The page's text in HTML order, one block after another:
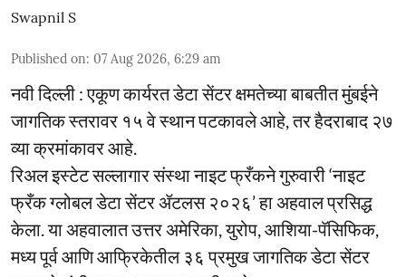
Swapnil S
Published on: 07 Aug 2026, 6:29 am
नवी दिल्ली : एकूण कार्यरत डेटा सेंटर क्षमतेच्या बाबतीत मुंबईने
जागतिक स्तरावर १५ वे स्थान पटकावले आहे, तर हैदराबाद २७
व्या क्रमांकावर आहे.
रिअल इस्टेट सल्लागार संस्था नाइट फ्रँकने गुरुवारी ‘नाइट
फ्रँक ग्लोबल डेटा सेंटर ॲटलस २०२६’ हा अहवाल प्रसिद्ध
केला. या अहवालात उत्तर अमेरिका, युरोप, आशिया-पॅसिफिक,
मध्य पूर्व आणि आफ्रिकेतील ३६ प्रमुख जागतिक डेटा सेंटर